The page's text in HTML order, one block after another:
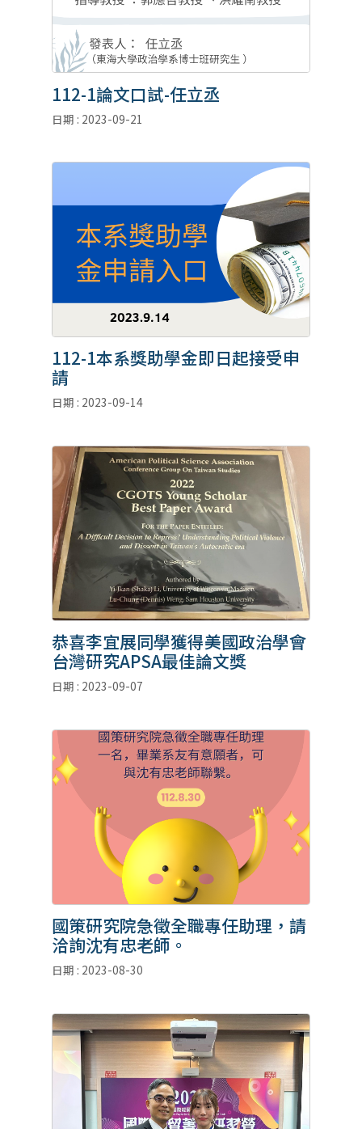
112-1論文口試-任立丞
日期 : 2023-09-21
112-1本系獎助學金即日起接受申
請
日期 : 2023-09-14
恭喜李宜展同學獲得美國政治學會
台灣研究APSA最佳論文獎
日期 : 2023-09-07
國策研究院急徵全職專任助理，請
洽詢沈有忠老師。
日期 : 2023-08-30